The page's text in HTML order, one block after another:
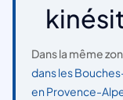
Dans la même
dans les
en Provence-